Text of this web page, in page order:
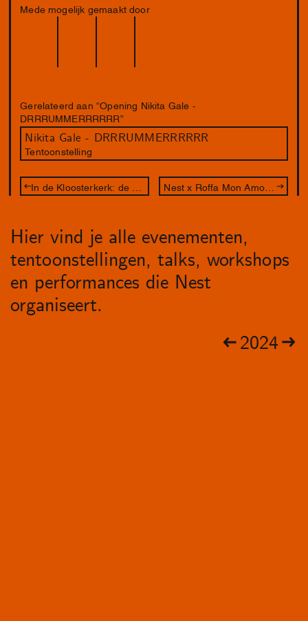
Mede mogelijk gemaakt door
Gerelateerd aan “Opening Nikita Gale -
DRRRUMMERRRRRR”
Nikita Gale - DRRRUMMERRRRRR
Tentoonstelling
Hier vind je alle evenementen,
tentoonstellingen, talks, workshops
en performances die Nest
organiseert.
2024